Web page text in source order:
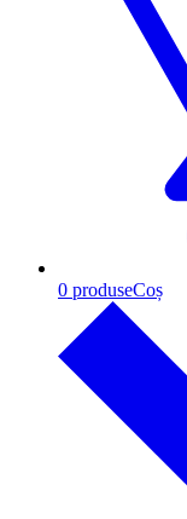
0 produseCoș